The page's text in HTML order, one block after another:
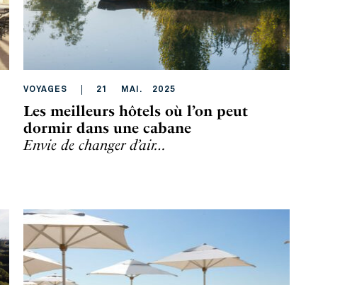
VOYAGES 21 MAI . 2025
Les meilleurs hôtels où l’on peut
dormir dans une cabane
Envie de changer d’air…